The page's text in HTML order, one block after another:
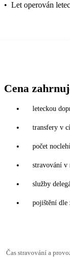
• Let operován
Cena
leteckou
transfery v
počet
stravování v
služby
pojištění dle
Čas stravování a